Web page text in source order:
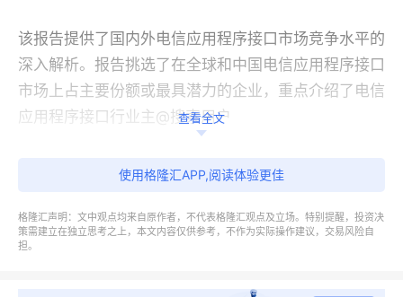
该报告提供了国内外电信应用程序接口市场竞争水平的
深入解析。报告挑选了在全球和中国电信应用程序接口
市场上占主要份额或最具潜力的企业，重点介绍了电信
应用程序接口行业主@搜索用户
电信应用程序接口行业研究报告各章节内容概述如下
第一章： 电信应用程序接口行业简介、发展周期、市
查看全文
使用格隆汇APP,阅读体验更佳
格隆汇声明：文中观点均来自原作者，不代表格隆汇观点及立场。特别提醒，投资决
策需建立在独立思考之上，本文内容仅供参考，不作为实际操作建议，交易风险自
担。